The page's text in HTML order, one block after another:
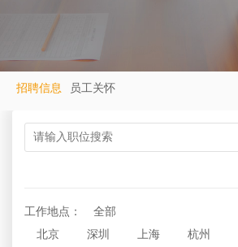
招聘信息 员工关怀
工作地点：
全部
北京
深圳 上海 杭州